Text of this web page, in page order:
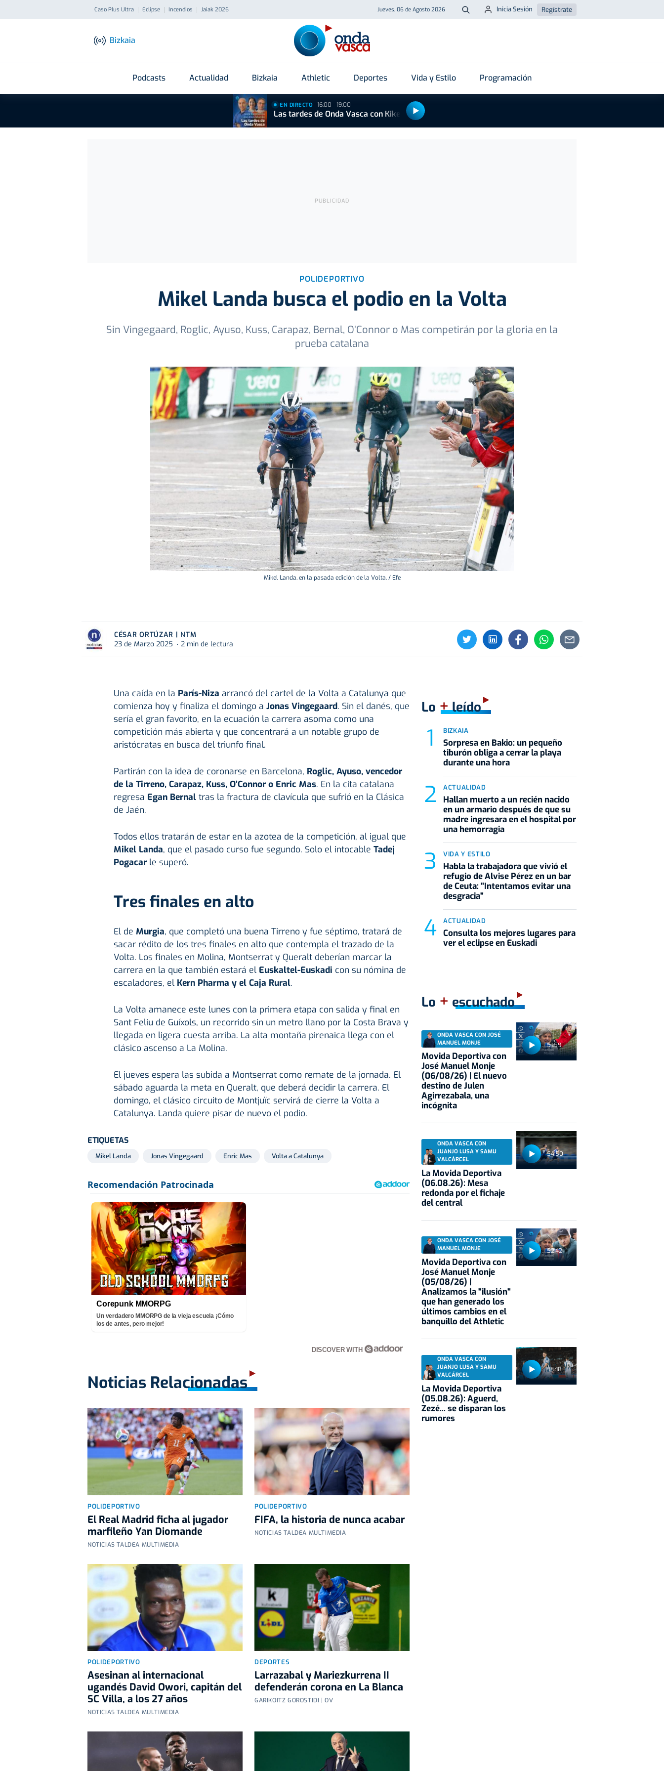
Caso Plus Ultra Eclipse Incendios Jaiak 2026 Jueves, 06 de Agosto 2026 Buscar
Inicia Sesión Regístrate
Bizkaia
Podcasts Actualidad Bizkaia Athletic Deportes Vida y Estilo Programación
EN DIRECTO 16:00 - 19:00
Las tardes de Onda Vasca con Kike Alonso
POLIDEPORTIVO
Mikel Landa busca el podio en la Volta
Sin Vingegaard, Roglic, Ayuso, Kuss, Carapaz, Bernal, O’Connor o Mas competirán por la gloria en la
prueba catalana
Mikel Landa, en la pasada edición de la Volta. / Efe
CÉSAR ORTÚZAR | NTM
23 de Marzo 2025
2 min de lectura
Una caída en la París-Niza arrancó del cartel de la Volta a Catalunya que
comienza hoy y finaliza el domingo a Jonas Vingegaard. Sin el danés, que
sería el gran favorito, en la ecuación la carrera asoma como una
competición más abierta y que concentrará a un notable grupo de
aristócratas en busca del triunfo final.
Partirán con la idea de coronarse en Barcelona, Roglic, Ayuso, vencedor
de la Tirreno, Carapaz, Kuss, O’Connor o Enric Mas. En la cita catalana
regresa Egan Bernal tras la fractura de clavícula que sufrió en la Clásica
de Jaén.
Todos ellos tratarán de estar en la azotea de la competición, al igual que
Mikel Landa, que el pasado curso fue segundo. Solo el intocable Tadej
Pogacarle superó.
Tres finales en alto
El de Murgia, que completó una buena Tirreno y fue séptimo, tratará de
sacar rédito de los tres finales en alto que contempla el trazado de la
Volta. Los finales en Molina, Montserrat y Queralt deberían marcar la
carrera en la que también estará el Euskaltel-Euskadi con su nómina de
escaladores, el Kern Pharma y el Caja Rural.
La Volta amanece este lunes con la primera etapa con salida y final en
Sant Feliu de Guíxols, un recorrido sin un metro llano por la Costa Brava y
llegada en ligera cuesta arriba. La alta montaña pirenaica llega con el
clásico ascenso a La Molina.
El jueves espera las subida a Montserrat como remate de la jornada. El
sábado aguarda la meta en Queralt, que deberá decidir la carrera. El
domingo, el clásico circuito de Montjuïc servirá de cierre la Volta a
Catalunya. Landa quiere pisar de nuevo el podio.
ETIQUETAS
Mikel Landa Jonas Vingegaard Enric Mas Volta a Catalunya
Corepunk MMORPG
Un verdadero MMORPG de la vieja escuela ¡Cómo
los de antes, pero mejor!
DISCOVER WITH
Noticias Relacionadas
POLIDEPORTIVO
El Real Madrid ficha al jugador
marfileño Yan Diomande
NOTICIAS TALDEA MULTIMEDIA
POLIDEPORTIVO
FIFA, la historia de nunca acabar
NOTICIAS TALDEA MULTIMEDIA
POLIDEPORTIVO
Asesinan al internacional
ugandés David Owori, capitán del
SC Villa, a los 27 años
NOTICIAS TALDEA MULTIMEDIA
DEPORTES
Larrazabal y Mariezkurrena II
defenderán corona en La Blanca
GARIKOITZ GOROSTIDI | OV
Lo +leído
BIZKAIA
Sorpresa en Bakio: un pequeño
tiburón obliga a cerrar la playa
durante una hora
ACTUALIDAD
Hallan muerto a un recién nacido
en un armario después de que su
madre ingresara en el hospital por
una hemorragia
VIDA Y ESTILO
Habla la trabajadora que vivió el
refugio de Alvise Pérez en un bar
de Ceuta: "Intentamos evitar una
desgracia"
ACTUALIDAD
Consulta los mejores lugares para
ver el eclipse en Euskadi
Lo + escuchado
51:59
ONDA VASCA CON JOSÉ
MANUEL MONJE
Movida Deportiva con
José Manuel Monje
(06/08/26) | El nuevo
destino de Julen
Agirrezabala, una
incógnita
54:50
ONDA VASCA CON
JUANJO LUSA Y SAMU
VALCÁRCEL
La Movida Deportiva
(06.08.26): Mesa
redonda por el fichaje
del central
52:42
ONDA VASCA CON JOSÉ
MANUEL MONJE
Movida Deportiva con
José Manuel Monje
(05/08/26) |
Analizamos la "ilusión"
que han generado los
últimos cambios en el
banquillo del Athletic
55:18
ONDA VASCA CON
JUANJO LUSA Y SAMU
VALCÁRCEL
La Movida Deportiva
(05.08.26): Aguerd,
Zezé... se disparan los
rumores